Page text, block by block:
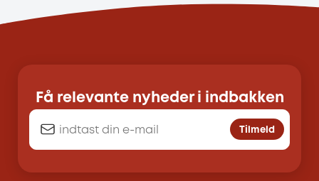
Få relevante nyheder i indbakken
Tilmeld